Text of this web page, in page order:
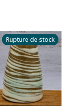
Rupture de stock